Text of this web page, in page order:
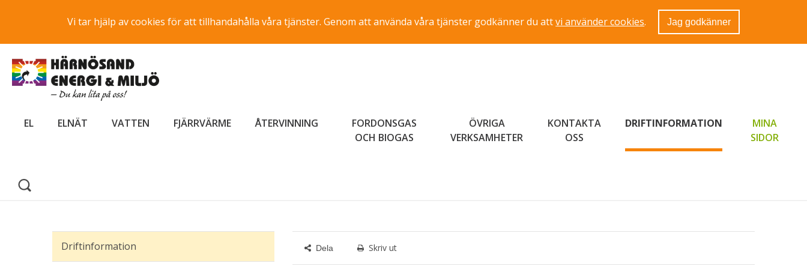
Vi tar hjälp av cookies för att tillhandahålla våra tjänster. Genom att använda våra tjänster godkänner du attvi använder cookies. Jag godkänner
EL ELNÄT VATTEN FJÄRRVÄRME ÅTERVINNING
FORDONSGAS
OCH BIOGAS
ÖVRIGA
VERKSAMHETER
KONTAKTA
OSS
DRIFTINFORMATION
MINA
SIDORLÄNK
Driftinformation
Dela Skriv ut